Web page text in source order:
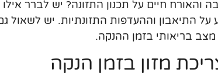
והאורח חיים על תכנון התזונה? יש לברר
על התיאבון וההעדפות התזונתיות. יש לשאול
מצב בריאותי בזמן ההנקה.
מזון בזמן הנקה